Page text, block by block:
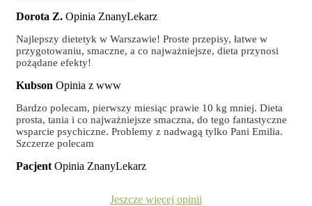
Dorota Z. Opinia ZnanyLekarz
Najlepszy dietetyk w Warszawie! Proste przepisy, łatwe w
przygotowaniu, smaczne, a co najważniejsze, dieta przynosi
pożądane efekty!
Kubson Opinia z www
Bardzo polecam, pierwszy miesiąc prawie 10 kg mniej. Dieta
prosta, tania i co najważniejsze smaczna, do tego fantastyczne
wsparcie psychiczne. Problemy z nadwagą tylko Pani Emilia.
Szczerze polecam
Pacjent Opinia ZnanyLekarz
Jeszcze więcej opinii